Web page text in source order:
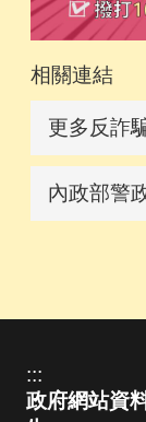
相關連結
更多反詐
內政部警
:::
政府網站資